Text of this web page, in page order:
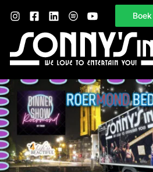
Home
Sonny’s Inc.
Mogelijkheden
Gelegenheden